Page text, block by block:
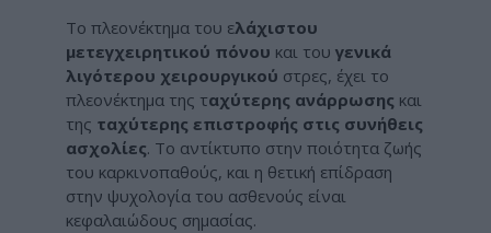
Το πλεονέκτημα του ελάχιστου
μετεγχειρητικού πόνου και του γενικά
λιγότερου χειρουργικού στρες, έχει το
πλεονέκτημα της ταχύτερης ανάρρωσης και
της ταχύτερης επιστροφής στις συνήθεις
ασχολίες. Το αντίκτυπο στην ποιότητα ζωής
του καρκινοπαθούς, και η θετική επίδραση
στην ψυχολογία του ασθενούς είναι
κεφαλαιώδους σημασίας.